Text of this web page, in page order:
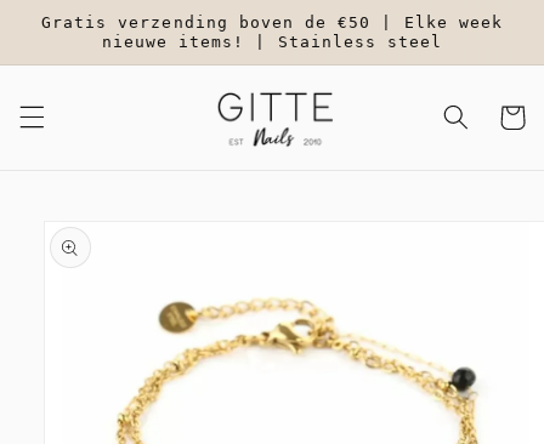
naar de
content
Gratis verzending boven de €50 | Elke week
nieuwe items! | Stainless steel
direct naar